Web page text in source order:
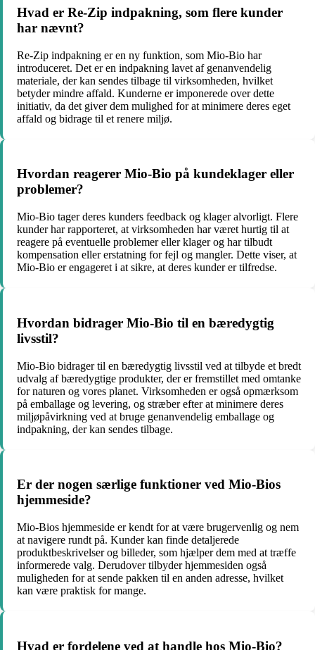
Hvad er Re-Zip indpakning, som flere kunder
har nævnt?
Re-Zip indpakning er en ny funktion, som Mio-Bio har
introduceret. Det er en indpakning lavet af genanvendelig
materiale, der kan sendes tilbage til virksomheden, hvilket
betyder mindre affald. Kunderne er imponerede over dette
initiativ, da det giver dem mulighed for at minimere deres eget
affald og bidrage til et renere miljø.
Hvordan reagerer Mio-Bio på kundeklager eller
problemer?
Mio-Bio tager deres kunders feedback og klager alvorligt. Flere
kunder har rapporteret, at virksomheden har været hurtig til at
reagere på eventuelle problemer eller klager og har tilbudt
kompensation eller erstatning for fejl og mangler. Dette viser, at
Mio-Bio er engageret i at sikre, at deres kunder er tilfredse.
Hvordan bidrager Mio-Bio til en bæredygtig
livsstil?
Mio-Bio bidrager til en bæredygtig livsstil ved at tilbyde et bredt
udvalg af bæredygtige produkter, der er fremstillet med omtanke
for naturen og vores planet. Virksomheden er også opmærksom
på emballage og levering, og stræber efter at minimere deres
miljøpåvirkning ved at bruge genanvendelig emballage og
indpakning, der kan sendes tilbage.
Er der nogen særlige funktioner ved Mio-Bios
hjemmeside?
Mio-Bios hjemmeside er kendt for at være brugervenlig og nem
at navigere rundt på. Kunder kan finde detaljerede
produktbeskrivelser og billeder, som hjælper dem med at træffe
informerede valg. Derudover tilbyder hjemmesiden også
muligheden for at sende pakken til en anden adresse, hvilket
kan være praktisk for mange.
Hvad er fordelene ved at handle hos Mio-Bio?